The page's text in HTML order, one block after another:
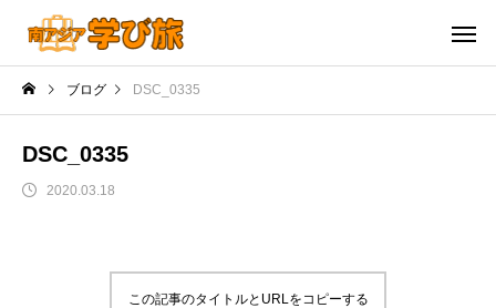
ブログ DSC_0335
DSC_0335
2020.03.18
この記事のタイトルとURLをコピーする